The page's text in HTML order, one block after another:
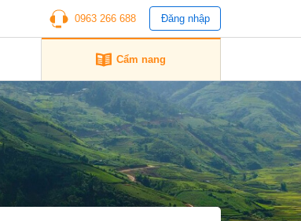
0963 266 688 Đăng nhập
Cẩm nang